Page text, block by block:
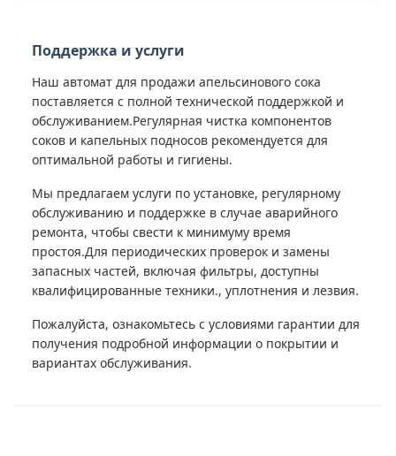
Поддержка и услуги
Наш автомат для продажи апельсинового сока
поставляется с полной технической поддержкой и
обслуживанием.Регулярная чистка компонентов
соков и капельных подносов рекомендуется для
оптимальной работы и гигиены.
Мы предлагаем услуги по установке, регулярному
обслуживанию и поддержке в случае аварийного
ремонта, чтобы свести к минимуму время
простоя.Для периодических проверок и замены
запасных частей, включая фильтры, доступны
квалифицированные техники., уплотнения и лезвия.
Пожалуйста, ознакомьтесь с условиями гарантии для
получения подробной информации о покрытии и
вариантах обслуживания.